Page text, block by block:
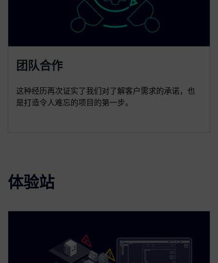
团队合作
这种经历再次证实了我们对了解客户需求的承诺，也
是打造令人难忘的项目的第一步。
体验站